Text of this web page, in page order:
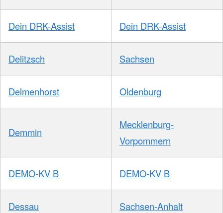
Dein DRK-Assist Dein DRK-Assist
Delitzsch Sachsen
Delmenhorst Oldenburg
Demmin
Mecklenburg-
Vorpommern
DEMO-KV B DEMO-KV B
Dessau Sachsen-Anhalt